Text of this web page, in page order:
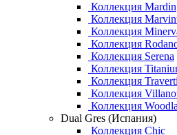
Коллекция Mardin
Коллекция
Коллекция
Коллекция
Коллекция Serena
Коллекция
Коллекция
Коллекция
Коллекция
Dual Gres (Испания)
Коллекция Chic